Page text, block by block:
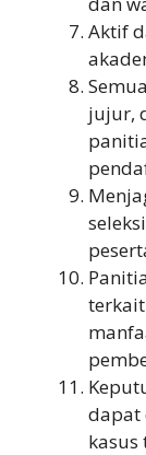
Aktif
jujur,
dapat
kasus